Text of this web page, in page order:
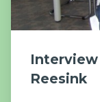
Interview
Reesink